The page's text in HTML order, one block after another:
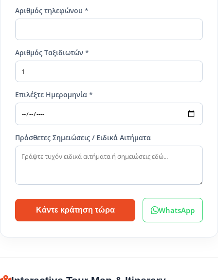
Αριθμός τηλεφώνου *
Αριθμός Ταξιδιωτών *
Επιλέξτε Ημερομηνία *
Πρόσθετες Σημειώσεις / Ειδικά Αιτήματα
Κάντε κράτηση τώρα WhatsApp